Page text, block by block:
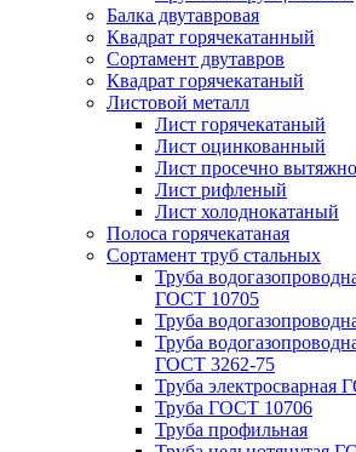
Балка двутавровая
Квадрат горячекатанный
Сортамент двутавров
Квадрат горячекатаный
Листовой металл
Лист горячекатаный
Лист оцинкованный
Лист просечно
Лист рифленый
Лист холоднокатаный
Полоса горячекатаная
Сортамент труб стальных
Труба
ГОСТ 10705
Труба
Труба
ГОСТ 3262-75
Труба электросварная
Труба ГОСТ 10706
Труба профильная